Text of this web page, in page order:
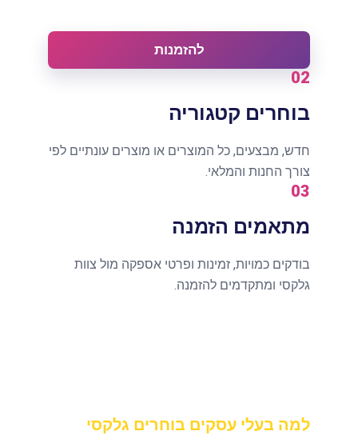
להזמנות
02
בוחרים קטגוריה
חדש, מבצעים, כל המוצרים או מוצרים עונתיים לפי
צורך החנות והמלאי.
03
מתאמים הזמנה
בודקים כמויות, זמינות ופרטי אספקה מול צוות
גלקסי ומתקדמים להזמנה.
למה בעלי עסקים בוחרים גלקסי